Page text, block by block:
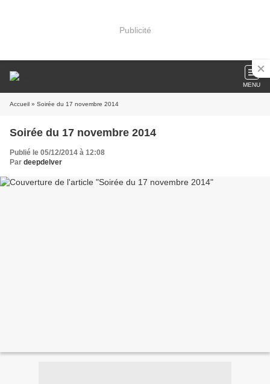
Publicité
MENU
Accueil » Soirée du 17 novembre 2014
Soirée du 17 novembre 2014
Publié le 05/12/2014 à 12:08
Par deepdelver